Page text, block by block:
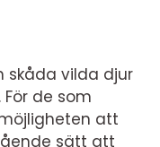
skåda vilda djur
de som
att
sätt att